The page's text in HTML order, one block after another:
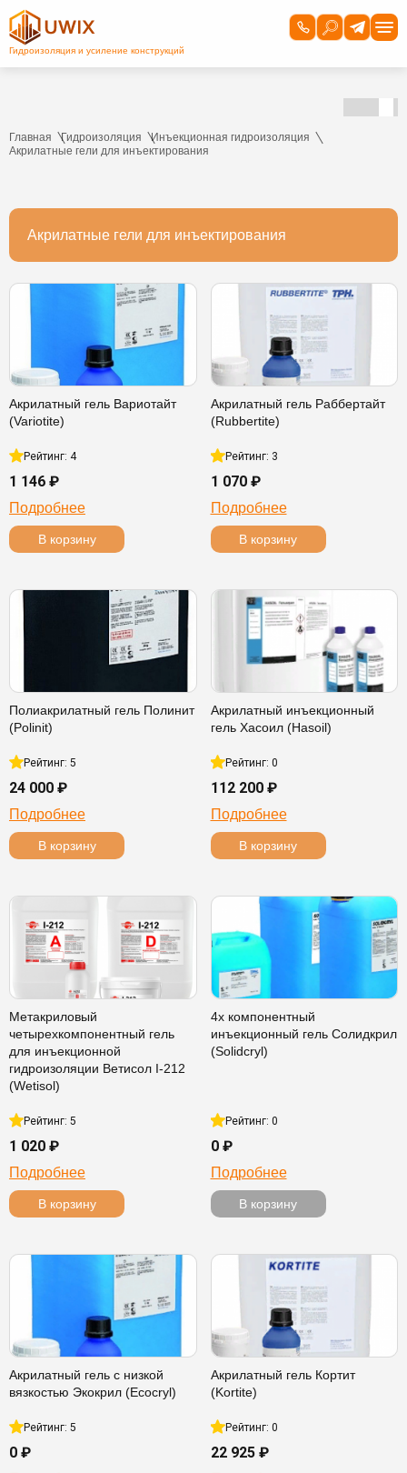
Главная Гидроизоляция
Инъекционная гидроизоляция
Акрилатные гели для инъектирования
Акрилатные гели для инъектирования
Акрилатный гель Вариотайт
(Variotite)
Рейтинг: 4
1 146 ₽
Подробнее
В корзину
Акрилатный гель Раббертайт
(Rubbertite)
Рейтинг: 3
1 070 ₽
Подробнее
В корзину
Полиакрилатный гель Полинит
(Polinit)
Рейтинг: 5
24 000 ₽
Подробнее
В корзину
Акрилатный инъекционный
гель Хасоил (Hasoil)
Рейтинг: 0
112 200 ₽
Подробнее
В корзину
Метакриловый
четырехкомпонентный гель
для инъекционной
гидроизоляции Ветисол I-212
(Wetisol)
Рейтинг: 5
1 020 ₽
Подробнее
В корзину
4х компонентный
инъекционный гель Солидкрил
(Solidcryl)
Рейтинг: 0
0 ₽
Подробнее
В корзину
Акрилатный гель с низкой
вязкостью Экокрил (Ecocryl)
Рейтинг: 5
0 ₽
Акрилатный гель Кортит
(Kortite)
Рейтинг: 0
22 925 ₽